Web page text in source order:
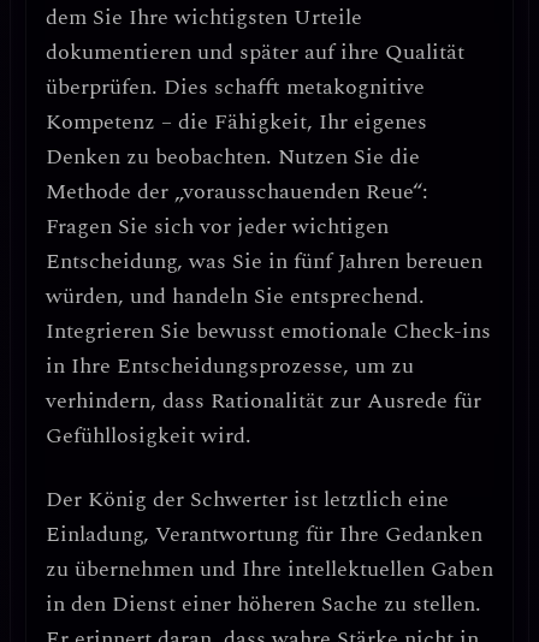
dem Sie Ihre wichtigsten Urteile
dokumentieren und später auf ihre Qualität
überprüfen. Dies schafft metakognitive
Kompetenz – die Fähigkeit, Ihr eigenes
Denken zu beobachten. Nutzen Sie die
Methode der „vorausschauenden Reue“:
Fragen Sie sich vor jeder wichtigen
Entscheidung, was Sie in fünf Jahren bereuen
würden, und handeln Sie entsprechend.
Integrieren Sie bewusst emotionale Check-ins
in Ihre Entscheidungsprozesse, um zu
verhindern, dass Rationalität zur Ausrede für
Gefühllosigkeit wird.
Der König der Schwerter ist letztlich eine
Einladung, Verantwortung für Ihre Gedanken
zu übernehmen und Ihre intellektuellen Gaben
in den Dienst einer höheren Sache zu stellen.